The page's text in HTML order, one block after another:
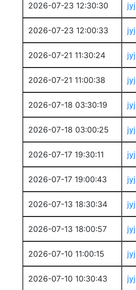
2026-07-23 12:30:30
2026-07-23 12:00:33
2026-07-21 11:30:24
2026-07-21 11:00:38
2026-07-18 03:30:19
2026-07-18 03:00:25
2026-07-17 19:30:11
2026-07-17 19:00:43
2026-07-13 18:30:34
2026-07-13 18:00:57
2026-07-10 11:00:15
2026-07-10 10:30:43